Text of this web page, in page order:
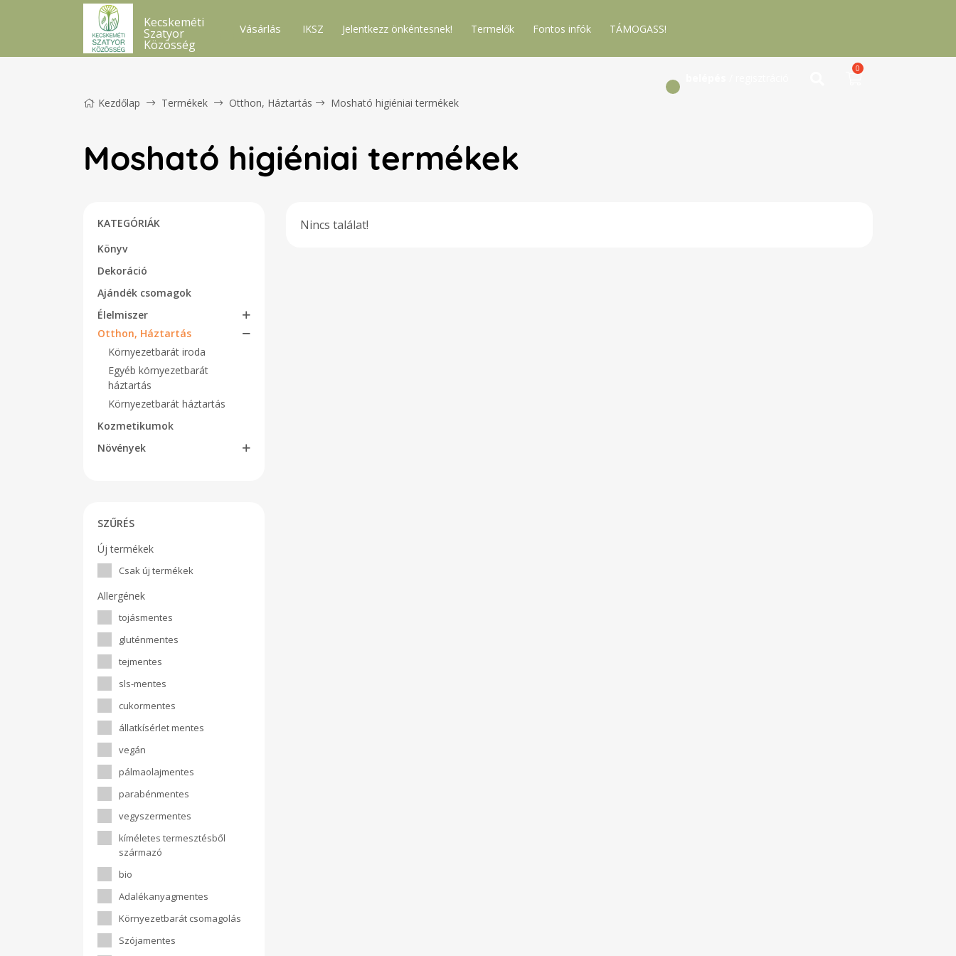
Kecskeméti
Szatyor
Közösség
Vásárlás IKSZ Jelentkezz önkéntesnek! Termelők Fontos infók TÁMOGASS!
0
Kezdőlap Termékek Otthon, Háztartás Mosható higiéniai termékek
Mosható higiéniai termékek
KATEGÓRIÁK
Könyv
Dekoráció
Ajándék csomagok
Élelmiszer
Otthon, Háztartás
Környezetbarát iroda
Egyéb környezetbarát
háztartás
Környezetbarát háztartás
Kozmetikumok
Növények
SZŰRÉS
Új termékek
Csak új termékek
Allergének
tojásmentes
gluténmentes
tejmentes
sls-mentes
cukormentes
állatkísérlet mentes
vegán
pálmaolajmentes
parabénmentes
vegyszermentes
kíméletes termesztésből
származó
bio
Adalékanyagmentes
Környezetbarát csomagolás
Szójamentes
Nincs találat!